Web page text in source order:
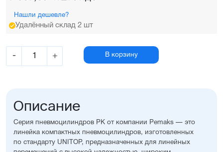
Нашли дешевле?
Удалённый склад 2 шт
- + В корзину
Описание
Серия пневмоцилиндров PK от компании Pemaks — это
линейка компактных пневмоцилиндров, изготовленных
по стандарту UNITOP, предназначенных для линейных